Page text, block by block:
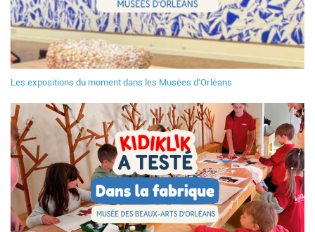
Les expositions du moment dans les Musées d'Orléans